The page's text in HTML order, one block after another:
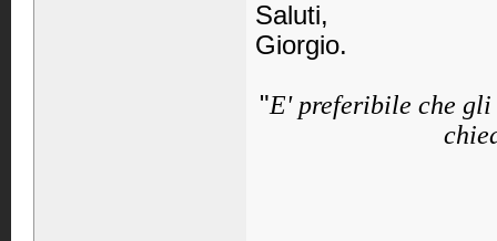
Saluti,
Giorgio.
"E' preferibile che